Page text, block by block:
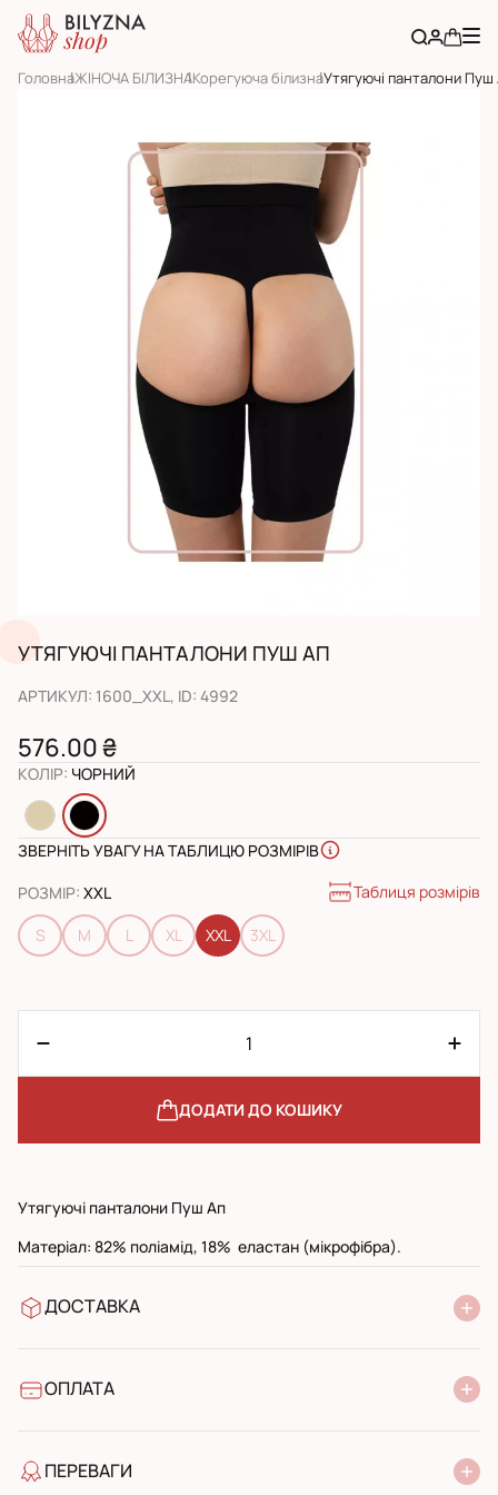
ГоловнаЖІНОЧА БІЛИЗНАКорегуюча білизнаУтягуючі панталони Пуш
УТЯГУЮЧІ ПАНТАЛОНИ ПУШ АП
АРТИКУЛ: 1600_XXL, ID: 4992
576.00 ₴
КОЛІР: ЧОРНИЙ
ЗВЕРНІТЬ УВАГУ НА ТАБЛИЦЮ РОЗМІРІВ
РОЗМІР: XXL Таблиця розмірів
S M L XL XXL 3XL
ДОДАТИ ДО КОШИКУ
Утягуючі панталони Пуш Ап
Матеріал: 82% поліамід, 18% еластан (мікрофібра).
ДОСТАВКА
УкрПошта стандарт
ОПЛАТА
Банківський переказ
ПЕРЕВАГИ